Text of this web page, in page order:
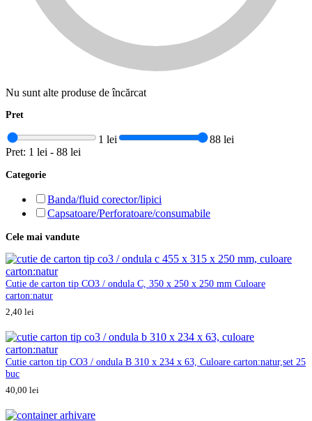
Nu sunt alte produse de încărcat
Pret
1 lei
88 lei
Pret: 1 lei - 88 lei
Categorie
Banda/fluid corector/lipici
Capsatoare/Perforatoare/consumabile
Cele mai vandute
Cutie de carton tip CO3 / ondula C, 350 x 250 x 250 mm Culoare
carton:natur
2,40 lei
Cutie carton tip CO3 / ondula B 310 x 234 x 63, Culoare carton:natur,set 25
buc
40,00 lei